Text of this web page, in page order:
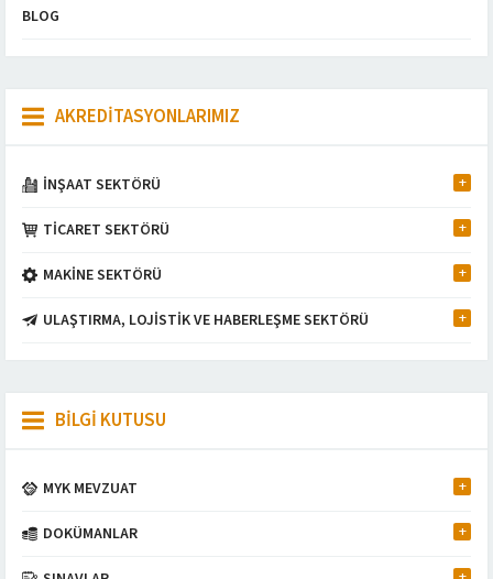
BLOG
AKREDİTASYONLARIMIZ
İNŞAAT SEKTÖRÜ
TİCARET SEKTÖRÜ
MAKİNE SEKTÖRÜ
ULAŞTIRMA, LOJİSTİK VE HABERLEŞME SEKTÖRÜ
BİLGİ KUTUSU
MYK MEVZUAT
DOKÜMANLAR